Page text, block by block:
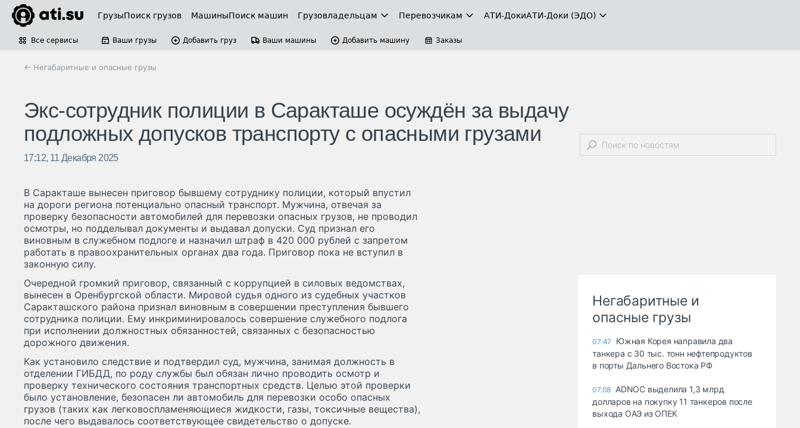
ГрузыПоиск грузов МашиныПоиск машин Грузовладельцам Перевозчикам АТИ-ДокиАТИ-Доки (ЭДО)
Все сервисы Ваши грузы Добавить груз Ваши машины Добавить машину Заказы
← Негабаритные и опасные грузы
Экс-сотрудник полиции в Саракташе осуждён за выдачу
подложных допусков транспорту с опасными грузами
17:12, 11 Декабря 2025
В Саракташе вынесен приговор бывшему сотруднику полиции, который впустил
на дороги региона потенциально опасный транспорт. Мужчина, отвечая за
проверку безопасности автомобилей для перевозки опасных грузов, не проводил
осмотры, но подделывал документы и выдавал допуски. Суд признал его
виновным в служебном подлоге и назначил штраф в 420 000 рублей с запретом
работать в правоохранительных органах два года. Приговор пока не вступил в
законную силу.
Очередной громкий приговор, связанный с коррупцией в силовых ведомствах,
вынесен в Оренбургской области. Мировой судья одного из судебных участков
Саракташского района признал виновным в совершении преступления бывшего
сотрудника полиции. Ему инкриминировалось совершение служебного подлога
при исполнении должностных обязанностей, связанных с безопасностью
дорожного движения.
Как установило следствие и подтвердил суд, мужчина, занимая должность в
отделении ГИБДД, по роду службы был обязан лично проводить осмотр и
проверку технического состояния транспортных средств. Целью этой проверки
было установление, безопасен ли автомобиль для перевозки особо опасных
грузов (таких как легковоспламеняющиеся жидкости, газы, токсичные вещества),
после чего выдавалось соответствующее свидетельство о допуске.
Негабаритные и
опасные грузы
07:47
Южная Корея направила два
танкера с 30 тыс. тонн нефтепродуктов
в порты Дальнего Востока РФ
07.08 ADNOC выделила 1,3 млрд
долларов на покупку 11 танкеров после
выхода ОАЭ из ОПЕК